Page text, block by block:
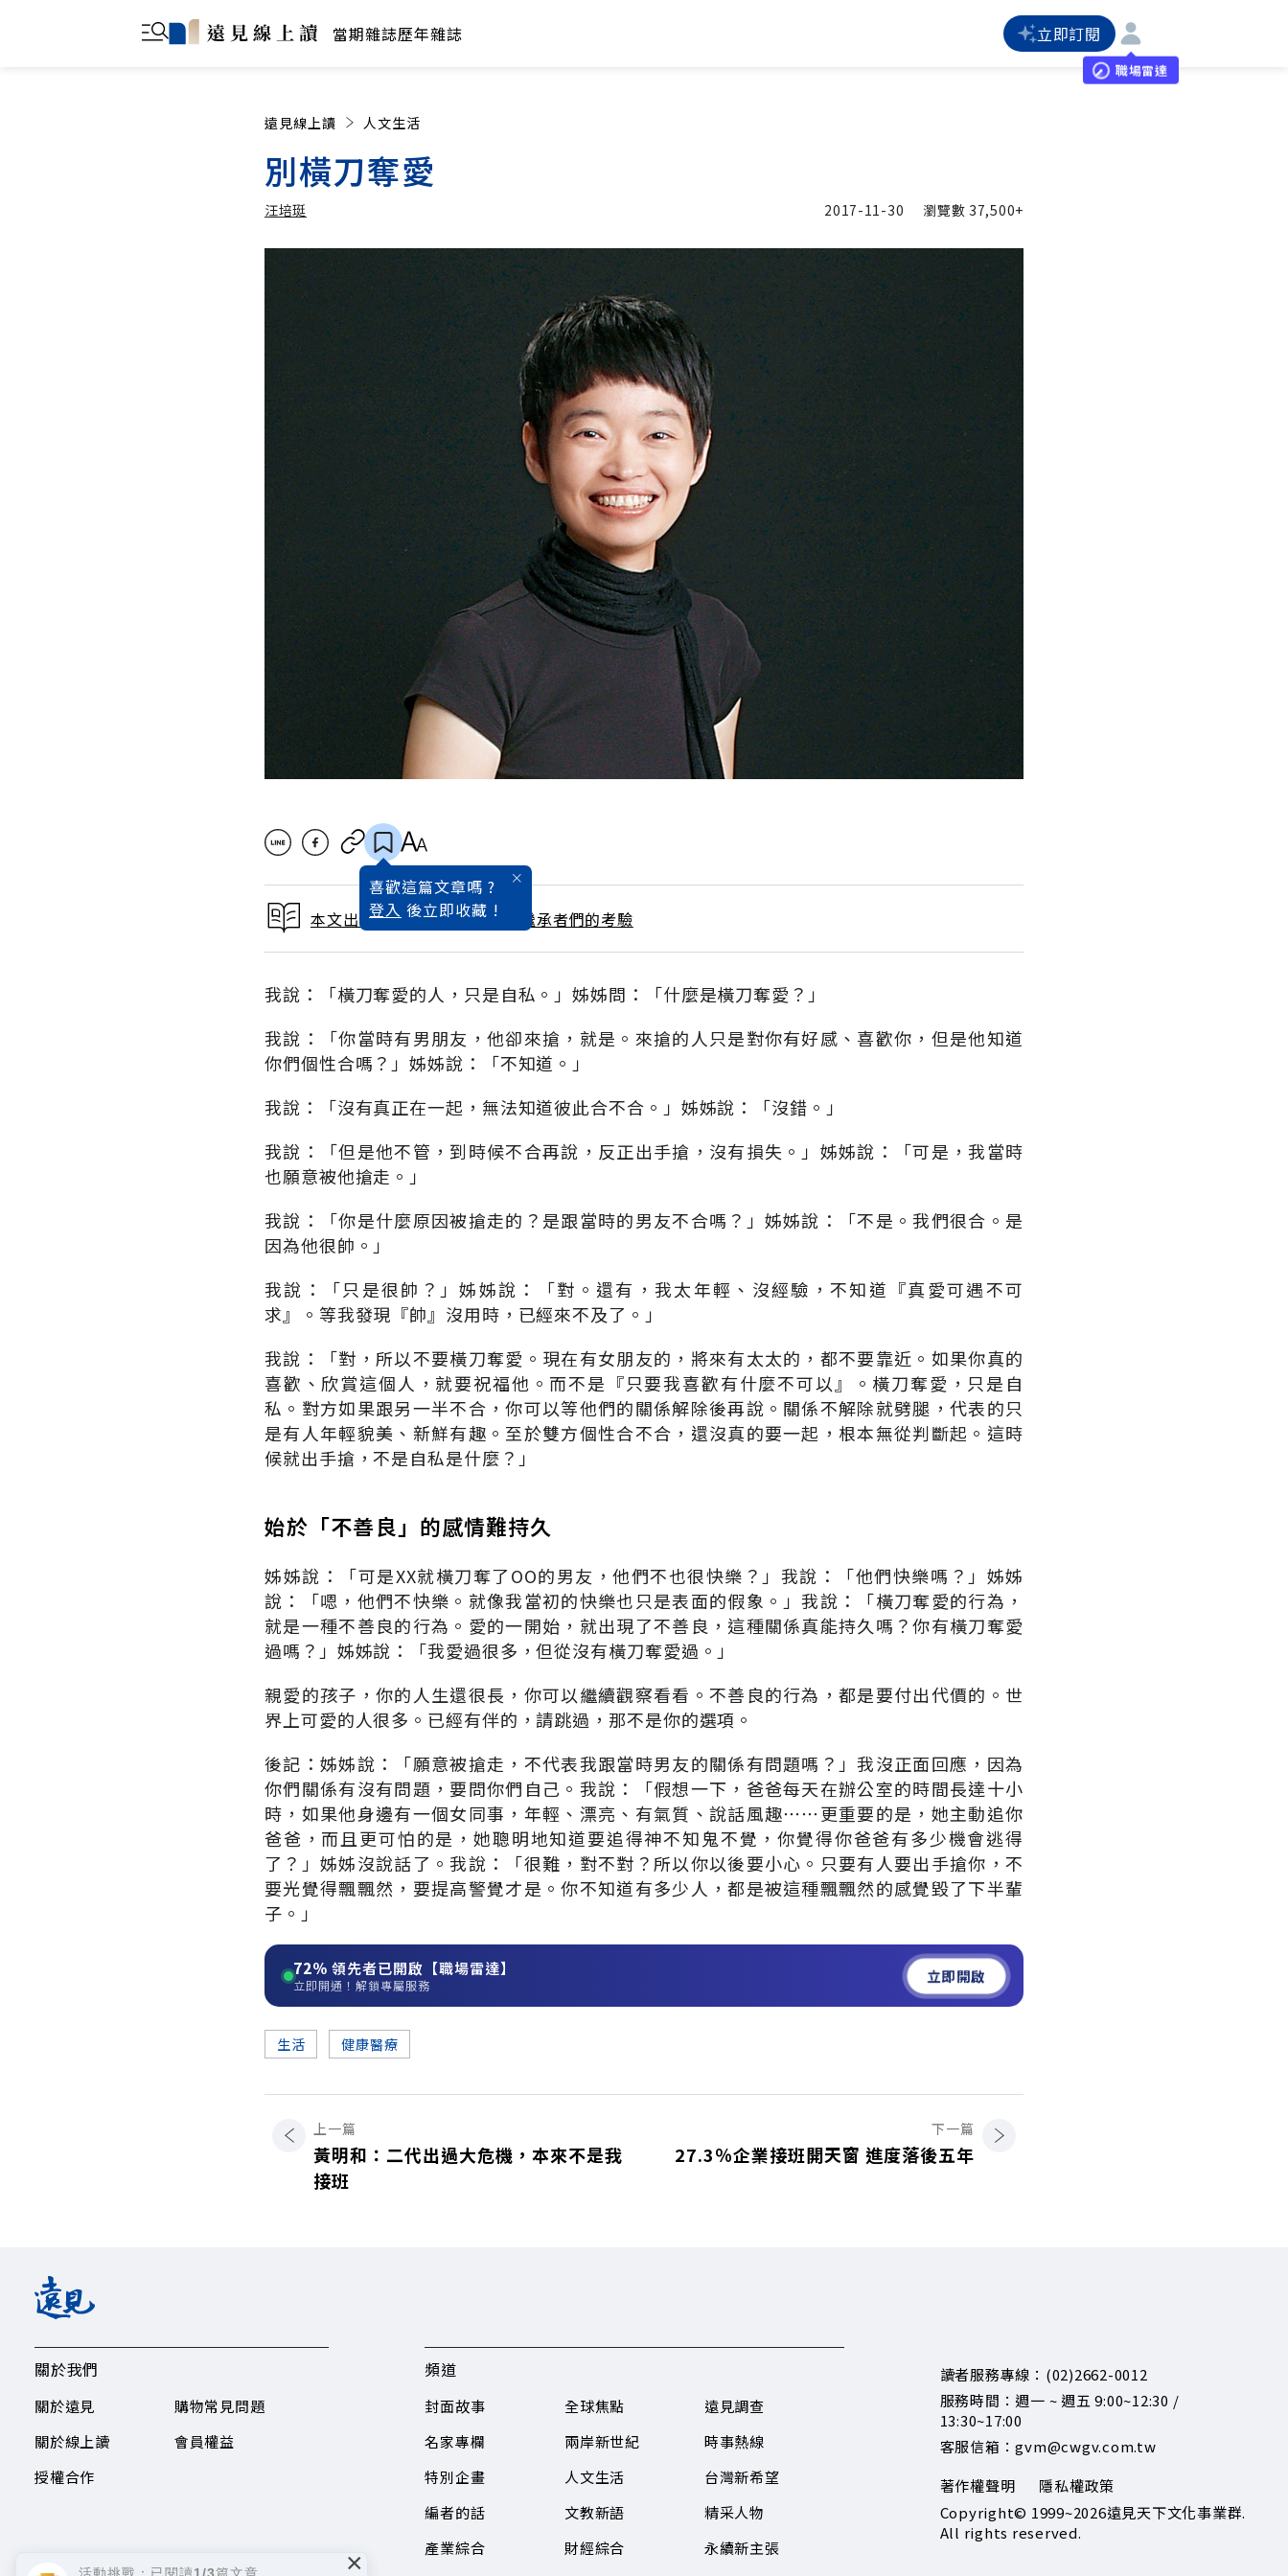
當期雜誌歷年雜誌 立即訂閱
職場雷達
遠見線上讀 人文生活
別橫刀奪愛
汪培珽
加入追蹤
2017-11-30 瀏覽數 37,500+
喜歡這篇文章嗎 ?
登入 後立即收藏 !
本文出自 2017 / 12月號雜誌 繼承者們的考驗
我說：「橫刀奪愛的人，只是自私。」姊姊問：「什麼是橫刀奪愛？」
我說：「你當時有男朋友，他卻來搶，就是。來搶的人只是對你有好感、喜歡你，但是他知道
你們個性合嗎？」姊姊說：「不知道。」
我說：「沒有真正在一起，無法知道彼此合不合。」姊姊說：「沒錯。」
我說：「但是他不管，到時候不合再說，反正出手搶，沒有損失。」姊姊說：「可是，我當時
也願意被他搶走。」
我說：「你是什麼原因被搶走的？是跟當時的男友不合嗎？」姊姊說：「不是。我們很合。是
因為他很帥。」
我說：「只是很帥？」姊姊說：「對。還有，我太年輕、沒經驗，不知道『真愛可遇不可
求』。等我發現『帥』沒用時，已經來不及了。」
我說：「對，所以不要橫刀奪愛。現在有女朋友的，將來有太太的，都不要靠近。如果你真的
喜歡、欣賞這個人，就要祝福他。而不是『只要我喜歡有什麼不可以』。橫刀奪愛，只是自
私。對方如果跟另一半不合，你可以等他們的關係解除後再說。關係不解除就劈腿，代表的只
是有人年輕貌美、新鮮有趣。至於雙方個性合不合，還沒真的要一起，根本無從判斷起。這時
候就出手搶，不是自私是什麼？」
始於「不善良」的感情難持久
姊姊說：「可是XX就橫刀奪了OO的男友，他們不也很快樂？」我說：「他們快樂嗎？」姊姊
說：「嗯，他們不快樂。就像我當初的快樂也只是表面的假象。」我說：「橫刀奪愛的行為，
就是一種不善良的行為。愛的一開始，就出現了不善良，這種關係真能持久嗎？你有橫刀奪愛
過嗎？」姊姊說：「我愛過很多，但從沒有橫刀奪愛過。」
親愛的孩子，你的人生還很長，你可以繼續觀察看看。不善良的行為，都是要付出代價的。世
界上可愛的人很多。已經有伴的，請跳過，那不是你的選項。
後記：姊姊說：「願意被搶走，不代表我跟當時男友的關係有問題嗎？」我沒正面回應，因為
你們關係有沒有問題，要問你們自己。我說：「假想一下，爸爸每天在辦公室的時間長達十小
時，如果他身邊有一個女同事，年輕、漂亮、有氣質、說話風趣⋯⋯更重要的是，她主動追你
爸爸，而且更可怕的是，她聰明地知道要追得神不知鬼不覺，你覺得你爸爸有多少機會逃得
了？」姊姊沒說話了。我說：「很難，對不對？所以你以後要小心。只要有人要出手搶你，不
要光覺得飄飄然，要提高警覺才是。你不知道有多少人，都是被這種飄飄然的感覺毀了下半輩
子。」
72% 領先者已開啟【職場雷達】
立即開通！解鎖專屬服務 立即開啟
生活 健康醫療
上一篇
黃明和：二代出過大危機，本來不是我
接班
下一篇
27.3％企業接班開天窗 進度落後五年
關於我們
關於遠見
關於線上讀
授權合作
購物常見問題
會員權益
頻道
封面故事
名家專欄
特別企畫
編者的話
產業綜合
全球焦點
兩岸新世紀
人文生活
文教新語
財經綜合
遠見調查
時事熱線
台灣新希望
精采人物
永續新主張
讀者服務專線：(02)2662-0012
服務時間：週一 ~ 週五 9:00~12:30 /
13:30~17:00
客服信箱：gvm@cwgv.com.tw
著作權聲明
隱私權政策
Copyright© 1999~2026遠見天下文化事業群.
All rights reserved.
活動挑戰：已閱讀1/3篇文章 ×